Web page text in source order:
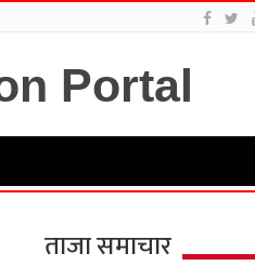
ताजा समाचार